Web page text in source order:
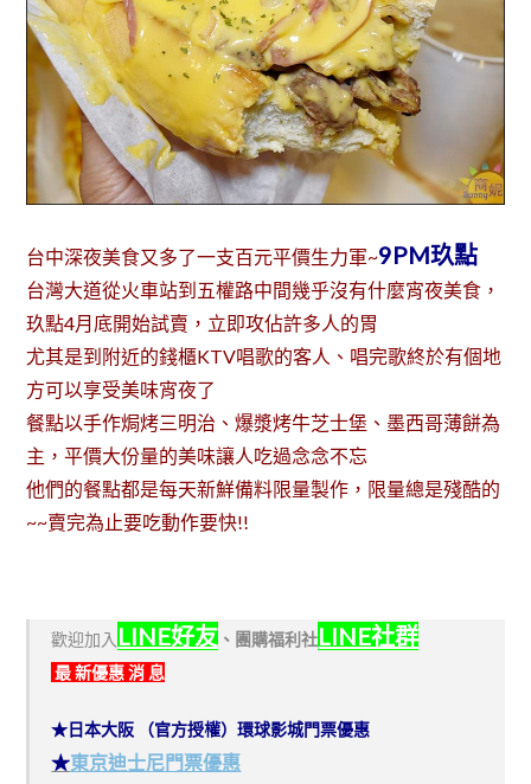
台中深夜美食又多了一支百元平價生力軍~9PM玖點
台灣大道從火車站到五權路中間幾乎沒有什麼宵夜美食，
玖點4月底開始試賣，立即攻佔許多人的胃
尤其是到附近的錢櫃KTV唱歌的客人、唱完歌終於有個地
方可以享受美味宵夜了
餐點以手作焗烤三明治、爆漿烤牛芝士堡、墨西哥薄餅為
主，平價大份量的美味讓人吃過念念不忘
他們的餐點都是每天新鮮備料限量製作，限量總是殘酷的
~~賣完為止要吃動作要快!!
歡迎加入 LINE好友 、 團購福利社LINE社群
最 新優惠 消 息
★日本大阪 （官方授權）環球影城門票優惠
★東京迪士尼門票優惠